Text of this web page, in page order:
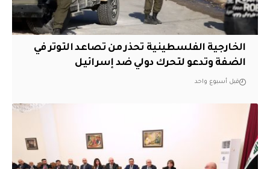
الخارجية الفلسطينية تحذر من تصاعد التوتر في
الضفة وتدعو لتحرك دولي ضد إسرائيل
قبل أسبوع واحد